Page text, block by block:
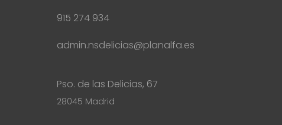
915 274 934
admin.nsdelicias@planalfa.es
Pso. de las Delicias, 67
28045 Madrid